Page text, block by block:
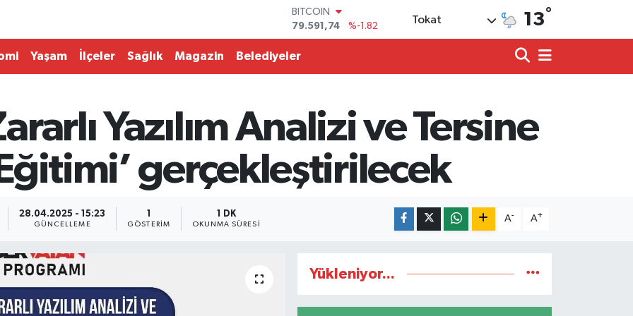
BITCOIN
79.591,74
%-1.82
DOLAR
45,43620
61,60380
%0.18
G.ALTIN
6862,09000
%0.19
BİST100
14.598,00
Tokat 13°
Yaşam İlçeler Sağlık Magazin Belediyeler
Yazılım Analizi ve Tersine
gerçekleştirilecek
28.04.2025 - 15:23
GÜNCELLEME
1
GÖSTERIM
1 DK
OKUNMA SÜRESI
A- A+
Yükleniyor...